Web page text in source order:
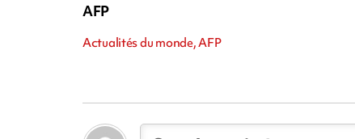
AFP
Actualités du monde, AFP